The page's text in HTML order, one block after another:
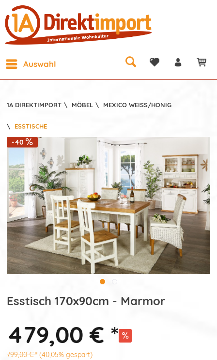
Auswahl
1A DIREKTIMPORT \ MÖBEL \ MEXICO WEISS/HONIG
\ ESSTISCHE
-40
Esstisch 170x90cm - Marmor
479,00 € *
799,00 € * (40,05% gespart)